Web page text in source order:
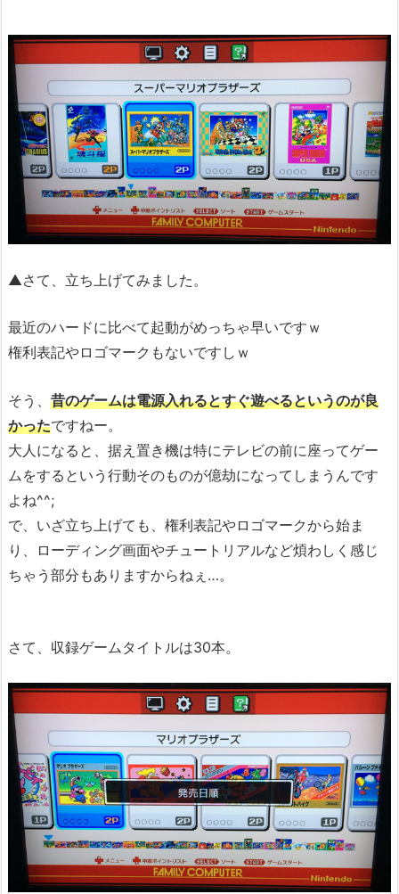
▲さて、立ち上げてみました。
最近のハードに比べて起動がめっちゃ早いですｗ
権利表記やロゴマークもないですしｗ
そう、 昔のゲームは電源入れるとすぐ遊べるというのが良
かったですねー。
大人になると、据え置き機は特にテレビの前に座ってゲー
ムをするという行動そのものが億劫になってしまうんです
よね^^;
で、いざ立ち上げても、権利表記やロゴマークから始ま
り、ローディング画面やチュートリアルなど煩わしく感じ
ちゃう部分もありますからねぇ…。
さて、収録ゲームタイトルは30本。